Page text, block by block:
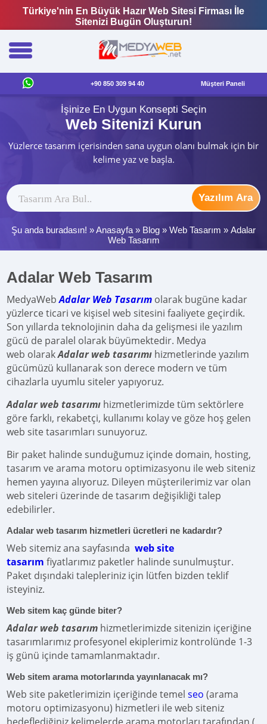
Türkiye'nin En Büyük Hazır Web Sitesi Firması İle
Sitenizi Bugün Oluşturun!
+90 850 309 94 40 Müşteri Paneli
İşinize En Uygun Konsepti Seçin
Web Sitenizi Kurun
Yüzlerce tasarım içerisinden sana uygun olanı bulmak için bir
kelime yaz ve başla.
Yazılım Ara
Şu anda buradasın! »Anasayfa » Blog » Web Tasarım » Adalar
Web Tasarım
Adalar Web Tasarım
MedyaWebAdalar Web Tasarım olarak bugüne kadar
yüzlerce ticari ve kişisel web sitesini faaliyete geçirdik.
Son yıllarda teknolojinin daha da gelişmesi ile yazılım
gücü de paralel olarak büyümektedir. Medya
web olarakAdalar web tasarımı hizmetlerinde yazılım
gücümüzü kullanarak son derece modern ve tüm
cihazlarla uyumlu siteler yapıyoruz.
Adalar web tasarımı hizmetlerimizde tüm sektörlere
göre farklı, rekabetçi, kullanımı kolay ve göze hoş gelen
web site tasarımları sunuyoruz.
Bir paket halinde sunduğumuz içinde domain, hosting,
tasarım ve arama motoru optimizasyonu ile web siteniz
hemen yayına alıyoruz. Dileyen müşterilerimiz var olan
web siteleri üzerinde de tasarım değişikliği talep
edebilirler.
Adalar web tasarım hizmetleri ücretleri ne kadardır?
Web sitemiz ana sayfasındaweb site
tasarım fiyatlarımız paketler halinde sunulmuştur.
Paket dışındaki talepleriniz için lütfen bizden teklif
isteyiniz.
Web sitem kaç günde biter?
Adalar web tasarım hizmetlerimizde sitenizin içeriğine
tasarımlarımız profesyonel ekiplerimiz kontrolünde 1-3
iş günü içinde tamamlanmaktadır.
Web sitem arama motorlarında yayınlanacak mı?
Web site paketlerimizin içeriğinde temelseo (arama
motoru optimizasyonu) hizmetleri ile web siteniz